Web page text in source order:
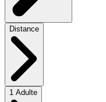
Distance
1 Adulte